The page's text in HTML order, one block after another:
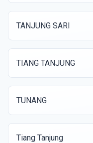
TANJUNG SARI
TIANG TANJUNG
TUNANG
Tiang Tanjung